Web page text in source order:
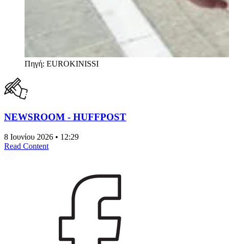
Πηγή: EUROKINISSI
NEWSROOM - HUFFPOST
8 Ιουνίου 2026 • 12:29
Read Content